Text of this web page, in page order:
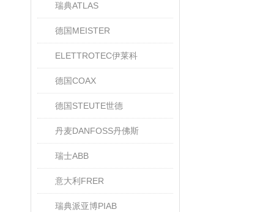
瑞典ATLAS
德国MEISTER
ELETTROTEC伊莱科
德国COAX
德国STEUTE世德
丹麦DANFOSS丹佛斯
瑞士ABB
意大利FRER
瑞典派亚博PIAB